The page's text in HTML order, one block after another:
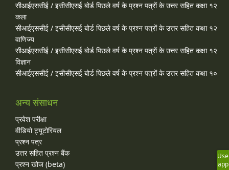
सीआईएससीई / इसीसीएसई बोर्ड पिछले वर्ष के प्रश्न पत्रों के उत्तर सहित कक्षा १२
कला
सीआईएससीई / इसीसीएसई बोर्ड पिछले वर्ष के प्रश्न पत्रों के उत्तर सहित कक्षा १२
वाणिज्य
सीआईएससीई / इसीसीएसई बोर्ड पिछले वर्ष के प्रश्न पत्रों के उत्तर सहित कक्षा १२
विज्ञान
सीआईएससीई / इसीसीएसई बोर्ड पिछले वर्ष के प्रश्न पत्रों के उत्तर सहित कक्षा १०
अन्य संसाधन
प्रवेश परीक्षा
वीडियो ट्यूटोरियल
प्रश्न पत्र
उत्तर सहित प्रश्न बैंक
प्रश्न खोज (beta)
Use
app